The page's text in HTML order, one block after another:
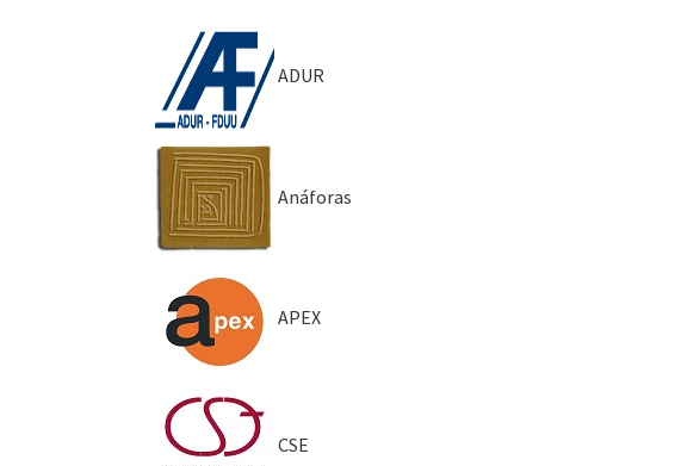
ADUR
Anáforas
APEX
CSE